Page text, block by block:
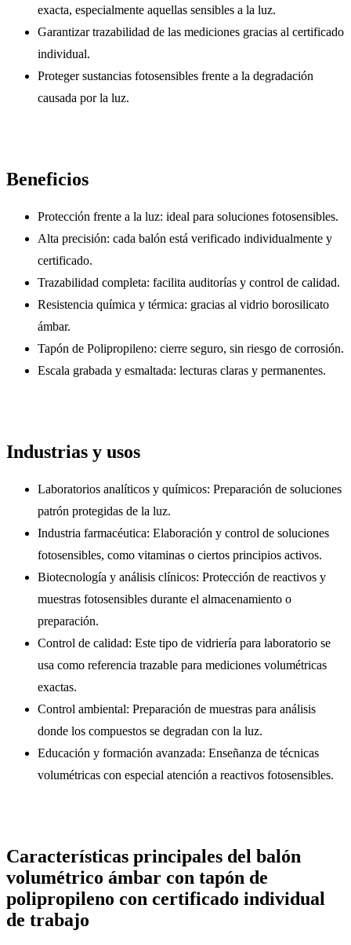
exacta, especialmente aquellas sensibles a la luz.
Garantizar trazabilidad de las mediciones gracias al certificado
individual.
Proteger sustancias fotosensibles frente a la degradación
causada por la luz.
Beneficios
Protección frente a la luz: ideal para soluciones fotosensibles.
Alta precisión: cada balón está verificado individualmente y
certificado.
Trazabilidad completa: facilita auditorías y control de calidad.
Resistencia química y térmica: gracias al vidrio borosilicato
ámbar.
Tapón de Polipropileno: cierre seguro, sin riesgo de corrosión.
Escala grabada y esmaltada: lecturas claras y permanentes.
Industrias y usos
Laboratorios analíticos y químicos: Preparación de soluciones
patrón protegidas de la luz.
Industria farmacéutica: Elaboración y control de soluciones
fotosensibles, como vitaminas o ciertos principios activos.
Biotecnología y análisis clínicos: Protección de reactivos y
muestras fotosensibles durante el almacenamiento o
preparación.
Control de calidad: Este tipo de vidriería para laboratorio se
usa como referencia trazable para mediciones volumétricas
exactas.
Control ambiental: Preparación de muestras para análisis
donde los compuestos se degradan con la luz.
Educación y formación avanzada: Enseñanza de técnicas
volumétricas con especial atención a reactivos fotosensibles.
Características principales del balón
volumétrico ámbar con tapón de
polipropileno con certificado individual
de trabajo